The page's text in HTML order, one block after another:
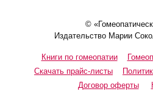
©
Издательство Марии
Книги по гомеопатии
Скачать прайс-листы
Договор оферты